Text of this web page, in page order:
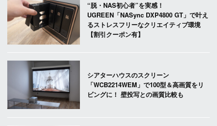
“脱・NAS初心者”を実感！
UGREEN「NASync DXP4800 GT」で叶え
るストレスフリーなクリエイティブ環境
【割引クーポン有】
シアターハウスのスクリーン
「WCB2214WEM」で100型＆高画質をリ
ビングに！ 壁投写との画質比較も